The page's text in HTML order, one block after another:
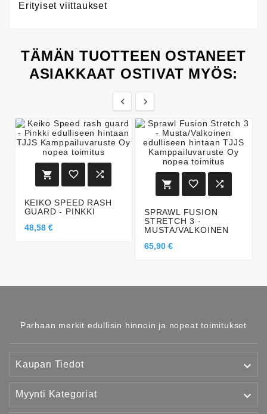
Erityiset viittaukset
TÄMÄN TUOTTEEN OSTANEET
ASIAKKAAT OSTIVAT MYÖS:
 
  
KEIKO SPEED RASH
GUARD - PINKKI
48,58 €
  
SPRAWL FUSION
STRETCH 3 -
MUSTA/VALKOINEN
65,90 €
Parhaan merkit edullisin hinnoin ja nopeat toimitukset
Kaupan Tiedot 
Myynti Kategoriat 